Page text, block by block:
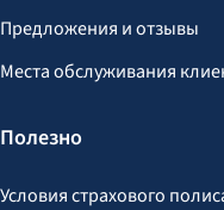
Предложения и отзывы
Места обслуживания
Полезно
Условия страхового